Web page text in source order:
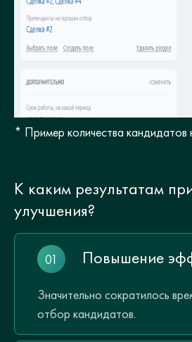
* Пример количества кандидатов
К каким результатам
улучшения?
Повышение
Значительно сократилось
отбор кандидатов.